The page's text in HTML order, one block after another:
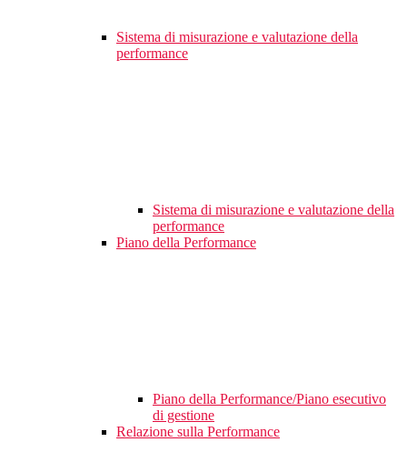
Sistema di misurazione e valutazione della
performance
Sistema di misurazione e valutazione della
performance
Piano della Performance
Piano della Performance/Piano esecutivo
di gestione
Relazione sulla Performance